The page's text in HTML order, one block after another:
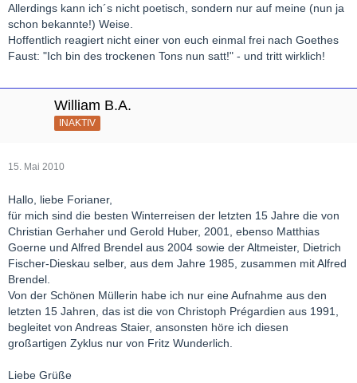
Allerdings kann ich´s nicht poetisch, sondern nur auf meine (nun ja
schon bekannte!) Weise.
Hoffentlich reagiert nicht einer von euch einmal frei nach Goethes
Faust: "Ich bin des trockenen Tons nun satt!" - und tritt wirklich!
William B.A.
INAKTIV
15. Mai 2010
Hallo, liebe Forianer,
für mich sind die besten Winterreisen der letzten 15 Jahre die von
Christian Gerhaher und Gerold Huber, 2001, ebenso Matthias
Goerne und Alfred Brendel aus 2004 sowie der Altmeister, Dietrich
Fischer-Dieskau selber, aus dem Jahre 1985, zusammen mit Alfred
Brendel.
Von der Schönen Müllerin habe ich nur eine Aufnahme aus den
letzten 15 Jahren, das ist die von Christoph Prégardien aus 1991,
begleitet von Andreas Staier, ansonsten höre ich diesen
großartigen Zyklus nur von Fritz Wunderlich.
Liebe Grüße